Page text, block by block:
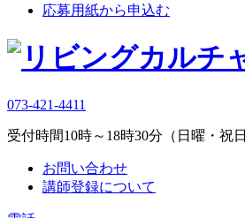
応募用紙から申込む
073-421-4411
受付時間10時～18時30分（日曜・祝
お問い合わせ
講師登録について